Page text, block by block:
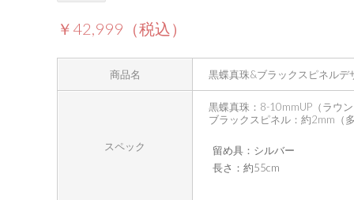
￥42,999（税込）
商品名 黒蝶真珠&ブラックスピネルデ
スペック
黒蝶真珠：8-10mmUP（ラウン
ブラックスピネル：約2mm（多
留め具：シルバー
長さ：約55cm